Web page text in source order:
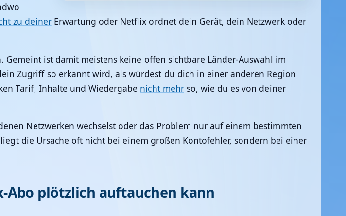
zu deinerErwartung oder Netflix ordnet dein Gerät, dein Netzwerk oder
ist damit meistens keine offen sichtbare Länder-Auswahl im
Zugriff so erkannt wird, als würdest du dich in einer anderen Region
Tarif, Inhalte und Wiedergabe nicht mehrso, wie du es von deiner
Netzwerken wechselst oder das Problem nur auf einem bestimmten
die Ursache oft nicht bei einem großen Kontofehler, sondern bei einer
plötzlich auftauchen kann